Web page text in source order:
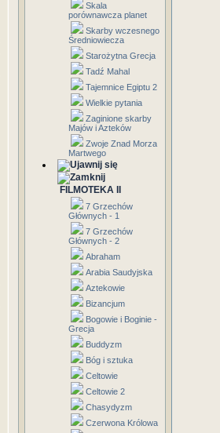
Skala
porównawcza planet
Skarby wczesnego
Średniowiecza
Starożytna Grecja
Tadź Mahal
Tajemnice Egiptu 2
Wielkie pytania
Zaginione skarby
Majów i Azteków
Zwoje Znad Morza
Martwego
FILMOTEKA II
7 Grzechów
Głównych - 1
7 Grzechów
Głównych - 2
Abraham
Arabia Saudyjska
Aztekowie
Bizancjum
Bogowie i Boginie -
Grecja
Buddyzm
Bóg i sztuka
Celtowie
Celtowie 2
Chasydyzm
Czerwona Królowa